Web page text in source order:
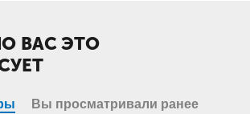
ВАС ЭТО
Вы просматривали ранее